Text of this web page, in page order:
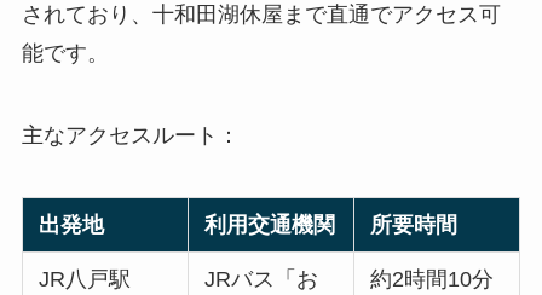
されており、十和田湖休屋まで直通でアクセス可
能です。
主なアクセスルート：
出発地 利用交通機関 所要時間
JR八戸駅
JRバス「お
約2時間10分